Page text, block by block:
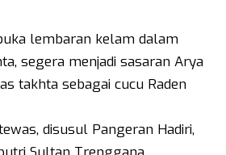
lembaran kelam dalam
segera menjadi sasaran Arya
takhta sebagai cucu Raden
disusul Pangeran Hadiri,